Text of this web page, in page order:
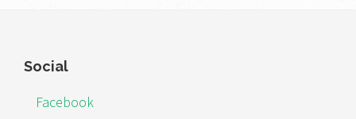
Footer
Social
Facebook